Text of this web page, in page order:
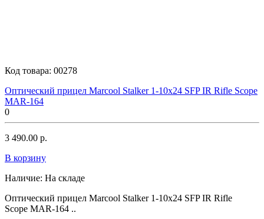
Код товара: 00278
Оптический прицел Marcool Stalker 1-10x24 SFP IR Rifle Scope
MAR-164
0
3 490.00 р.
В корзину
Наличие: На складе
Оптический прицел Marcool Stalker 1-10x24 SFP IR Rifle
Scope MAR-164 ..